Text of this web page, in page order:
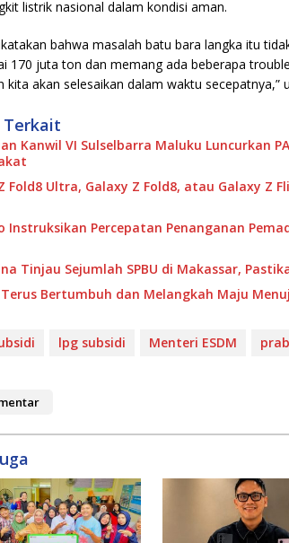
listrik nasional dalam kondisi aman.
bahwa masalah batu bara langka itu
170 juta ton dan memang ada beberapa
kita akan selesaikan dalam waktu secepatnya,”
Terkait
Kanwil VI Sulselbarra Maluku Luncurkan
Fold8 Ultra, Galaxy Z Fold8, atau Galaxy Z
Instruksikan Percepatan Penanganan
Tinjau Sejumlah SPBU di Makassar,
Terus Bertumbuh dan Melangkah Maju
lpg subsidi Menteri ESDM